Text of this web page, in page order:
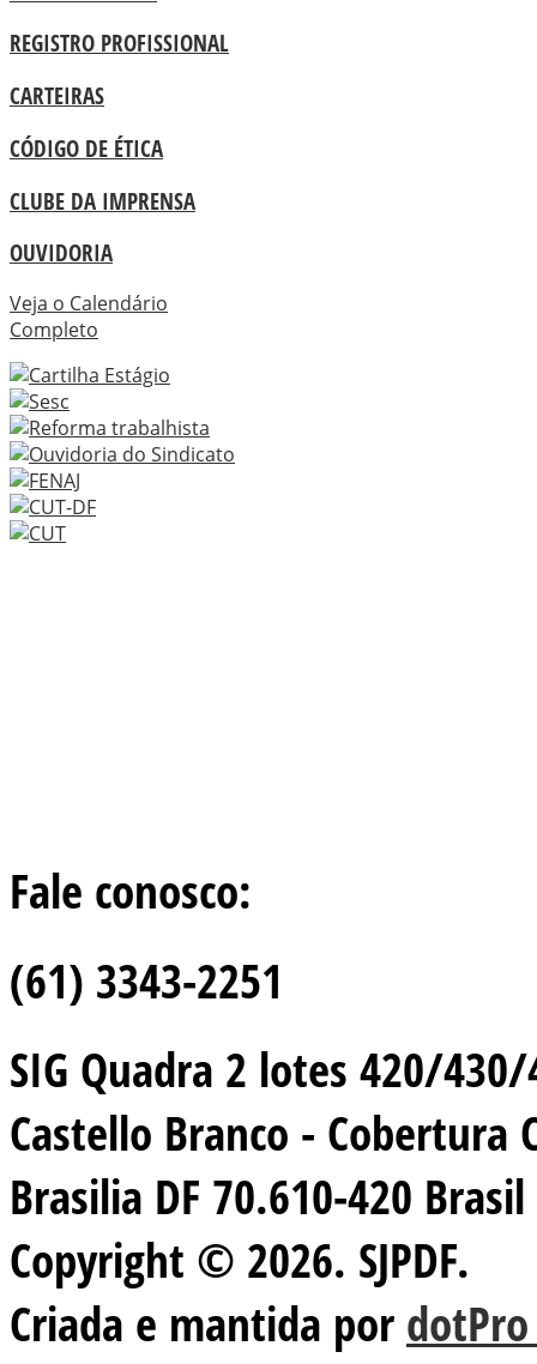
REGISTRO PROFISSIONAL
CARTEIRAS
CÓDIGO DE ÉTICA
CLUBE DA IMPRENSA
OUVIDORIA
Veja o Calendário
Completo
Fale conosco:
(61) 3343-2251
SIG Quadra 2 lotes 420/
Castello Branco - Cobertura
Brasilia DF 70.610-420 Brasil
Copyright © 2026. SJPDF.
Criada e mantida por